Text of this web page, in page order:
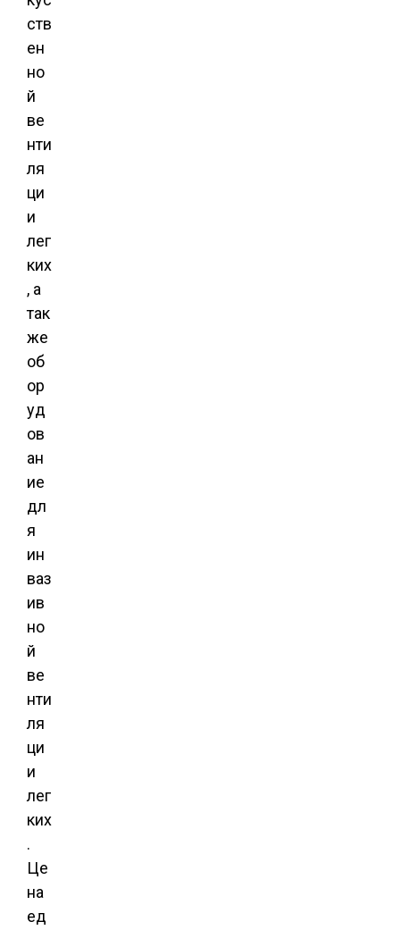
ств
ен
но
й
ве
нти
ля
ци
и
лег
ких
, а
так
же
об
ор
уд
ов
ан
ие
дл
я
ин
ваз
ив
но
й
ве
нти
ля
ци
и
лег
ких
.
Це
на
ед